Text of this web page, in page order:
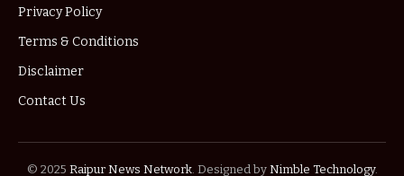
Privacy Policy
Terms & Conditions
Disclaimer
Contact Us
© 2025 Raipur News Network. Designed by Nimble Technology.